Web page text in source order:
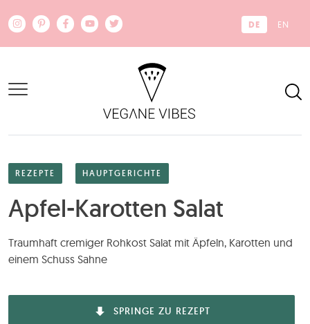
DE EN
REZEPTE HAUPTGERICHTE
Apfel-Karotten Salat
Traumhaft cremiger Rohkost Salat mit Äpfeln, Karotten und
einem Schuss Sahne
SPRINGE ZU REZEPT